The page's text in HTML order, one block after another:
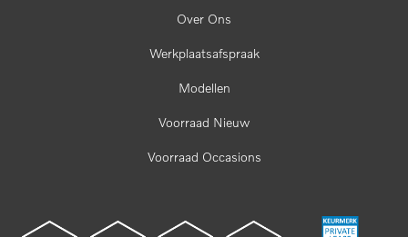
Over Ons
Werkplaatsafspraak
Modellen
Voorraad Nieuw
Voorraad Occasions